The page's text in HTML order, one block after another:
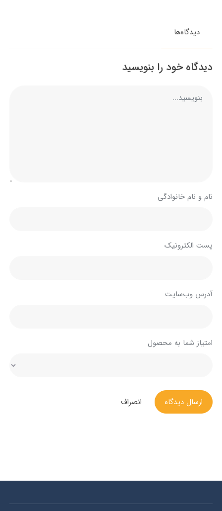
دیدگاه‌ها
دیدگاه خود را بنویسید
نام و نام خانوادگی
پست الکترونیک
آدرس وب‌سایت
امتیاز شما به محصول
ارسال دیدگاه انصراف